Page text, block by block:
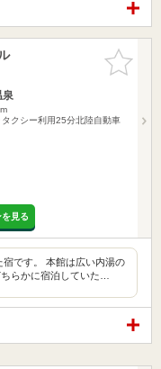
お気に入
りに追加
泉
クシー利用25分北陸自動車
見る
です。 本館は広い内湯の
らかに宿泊していた…